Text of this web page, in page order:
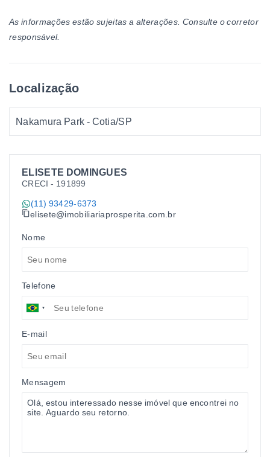
ELISETE DOMINGUES
CRECI - 191899
(11) 93429-6373
elisete@imobiliariaprosperita.com.br
Nome
Telefone
E-mail
Mensagem
As informações estão sujeitas a alterações. Consulte o corretor
responsável.
Localização
Nakamura Park - Cotia/SP